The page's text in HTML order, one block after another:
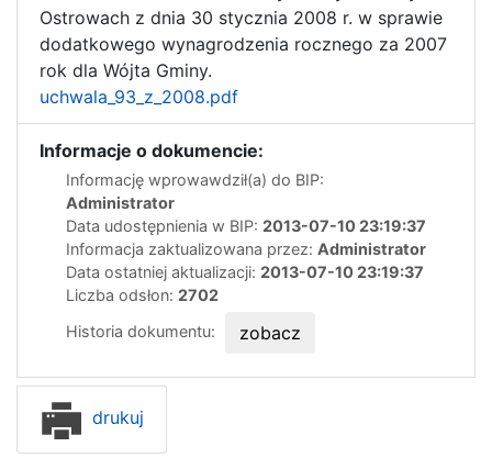
Ostrowach z dnia 30 stycznia 2008 r. w sprawie
dodatkowego wynagrodzenia rocznego za 2007
rok dla Wójta Gminy.
uchwala_93_z_2008.pdf
Informacje o dokumencie:
Informację wprowawdził(a) do BIP:
Administrator
Data udostępnienia w BIP: 2013-07-10 23:19:37
Informacja zaktualizowana przez: Administrator
Data ostatniej aktualizacji: 2013-07-10 23:19:37
Liczba odsłon: 2702
Historia dokumentu:
zobacz
drukuj